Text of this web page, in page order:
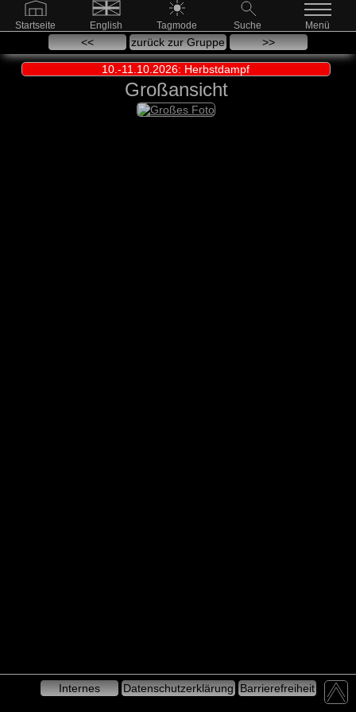
Startseite English Tagmode Suche Menü
<< zurück zur Gruppe >>
10.-11.10.2026: Herbstdampf
Großansicht
Internes Datenschutzerklärung Barrierefreiheit